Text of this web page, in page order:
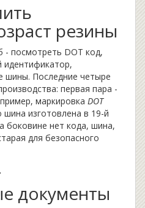
резины
- посмотреть DOT код,
идентификатор,
шины. Последние четыре
первая пара -
маркировка DOT
шина изготовлена в 19-й
боковине нет кода, шина,
для безопасного
документы